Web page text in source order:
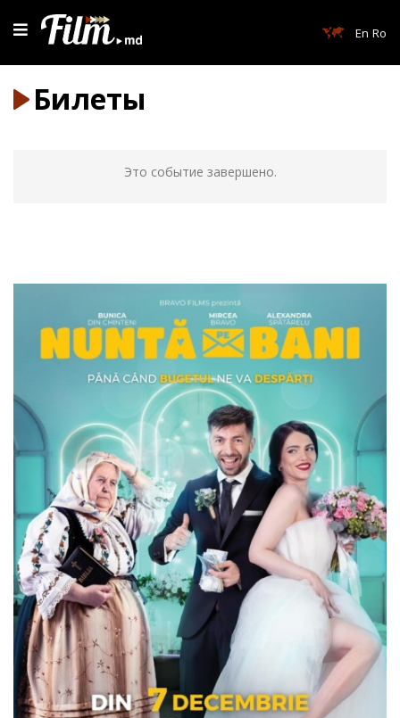
En Ro
Билеты
Это событие завершено.